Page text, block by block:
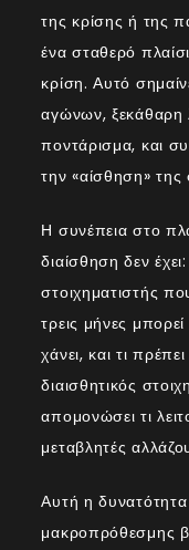
της κρίσης ή της
ένα σταθερό
κρίση. Αυτό
αγώνων, ξεκάθαρη
ποντάρισμα, και
την «αίσθηση» της
Η συνέπεια στο
διαίσθηση δεν
στοιχηματιστής
τρεις μήνες
χάνει, και τι
διαισθητικός
απομονώσει τι
μεταβλητές
Αυτή η
μακροπρόθεσμης